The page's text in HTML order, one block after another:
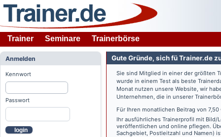
Trainer Seminare Trainerbörse
Anmelden
Kennwort
Passwort
login
Gute Gründe, sich fü Trainer.de
Sie sind Mitglied in einer der größten
wurde in einem Test als beste
Monat nutzen unsere Website, wir
Unternehmen, die in unserer
Für Ihren monatlichen Beitrag von
Ihr ausführliches Trainerprofil mit
veröffentlichen und online pflegen.
Sachgebiet, Postleitzahl und Namen)